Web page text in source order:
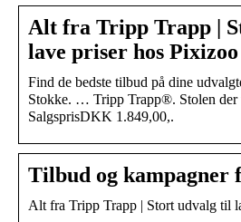
Alt fra Tripp Trapp |
lave priser hos Pixizoo
Find de bedste tilbud på dine
Stokke. … Tripp Trapp®. Stolen der
SalgsprisDKK 1.849,00,.
Tilbud og kampagner
Alt fra Tripp Trapp | Stort udvalg til